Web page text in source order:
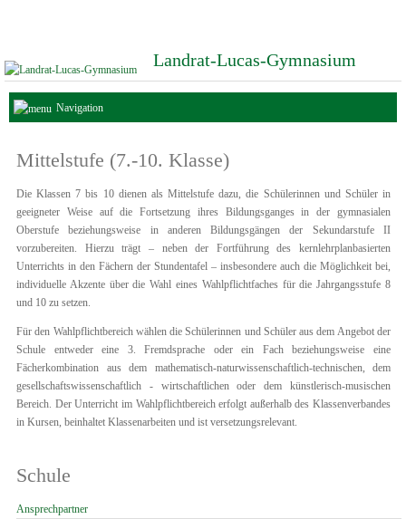
Landrat-Lucas-Gymnasium
Navigation
Mittelstufe (7.-10. Klasse)
Die Klassen 7 bis 10 dienen als Mittelstufe dazu, die Schülerinnen und Schüler in
geeigneter Weise auf die Fortsetzung ihres Bildungsganges in der gymnasialen
Oberstufe beziehungsweise in anderen Bildungsgängen der Sekundarstufe II
vorzubereiten. Hierzu trägt – neben der Fortführung des kernlehrplanbasierten
Unterrichts in den Fächern der Stundentafel – insbesondere auch die Möglichkeit bei,
individuelle Akzente über die Wahl eines Wahlpflichtfaches für die Jahrgangsstufe 8
und 10 zu setzen.
Für den Wahlpflichtbereich wählen die Schülerinnen und Schüler aus dem Angebot der
Schule entweder eine 3. Fremdsprache oder ein Fach beziehungsweise eine
Fächerkombination aus dem mathematisch-naturwissenschaftlich-technischen, dem
gesellschaftswissenschaftlich - wirtschaftlichen oder dem künstlerisch-musischen
Bereich. Der Unterricht im Wahlpflichtbereich erfolgt außerhalb des Klassenverbandes
in Kursen, beinhaltet Klassenarbeiten und ist versetzungsrelevant.
Schule
Navigation
Ansprechpartner